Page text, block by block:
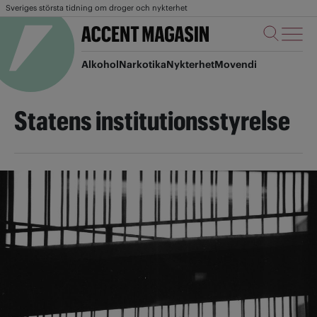
Sveriges största tidning om droger och nykterhet
AlkoholNarkotikaNykterhetMovendi
Statens institutionsstyrelse